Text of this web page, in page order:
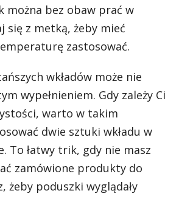
można bez obaw prać w
się z metką, żeby mieć
zastosować.
wkładów może nie
wypełnieniem. Gdy zależy Ci
warto w takim
dwie sztuki wkładu w
To łatwy trik, gdy nie masz
zamówione produkty do
żeby poduszki wyglądały